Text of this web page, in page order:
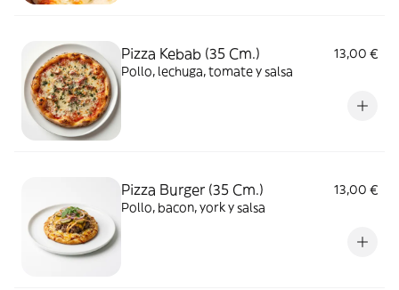
Pizza Kebab (35 Cm.)
13,00 €
Pollo, lechuga, tomate y salsa
Pizza Burger (35 Cm.)
13,00 €
Pollo, bacon, york y salsa